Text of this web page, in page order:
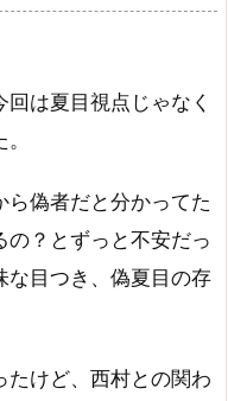
は夏目視点じゃなく
偽者だと分かってた
？とずっと不安だっ
な目つき、偽夏目の存
けど、西村との関わ